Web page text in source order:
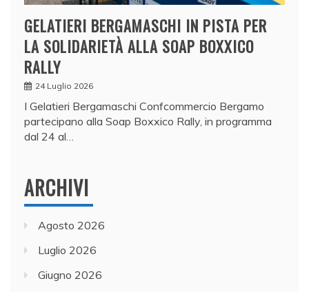
GELATIERI BERGAMASCHI IN PISTA PER
LA SOLIDARIETÀ ALLA SOAP BOXXICO
RALLY
24 Luglio 2026
I Gelatieri Bergamaschi Confcommercio Bergamo
partecipano alla Soap Boxxico Rally, in programma
dal 24 al…
ARCHIVI
Agosto 2026
Luglio 2026
Giugno 2026